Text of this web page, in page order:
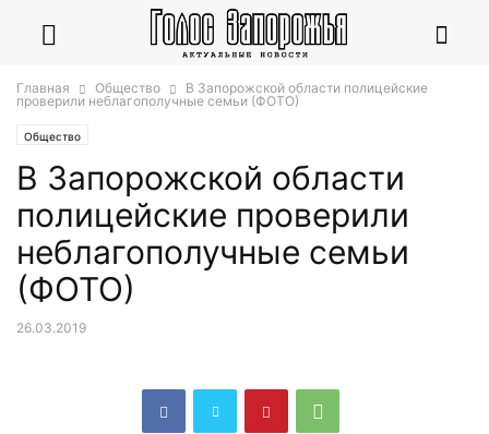
Главная Общество
В Запорожской области полицейские
проверили неблагополучные семьи (ФОТО)
Общество
В Запорожской области
полицейские проверили
неблагополучные семьи
(ФОТО)
26.03.2019